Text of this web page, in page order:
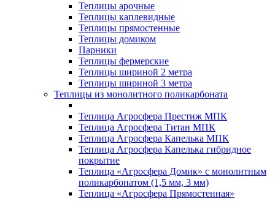
Теплицы арочные
Теплицы каплевидные
Теплицы прямостенные
Теплицы домиком
Парники
Теплицы фермерские
Теплицы шириной 2 метра
Теплицы шириной 3 метра
Теплицы из монолитного поликарбоната
Теплица Агросфера Престиж МПК
Теплица Агросфера Титан МПК
Теплица Агросфера Капелька МПК
Теплица Агросфера Капелька гибридное
покрытие
Теплица «Агросфера Домик» с монолитным
поликарбонатом (1,5 мм, 3 мм)
Теплица «Агросфера Прямостенная»